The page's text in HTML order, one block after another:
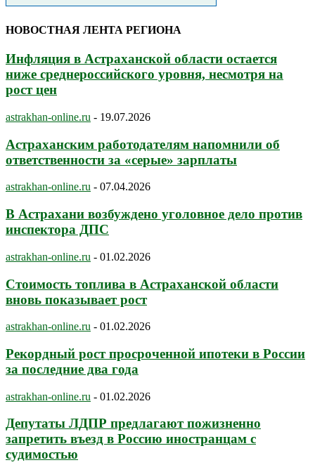
НОВОСТНАЯ ЛЕНТА РЕГИОНА
Инфляция в Астраханской области остается
ниже среднероссийского уровня, несмотря на
рост цен
astrakhan-online.ru - 19.07.2026
Астраханским работодателям напомнили об
ответственности за «серые» зарплаты
astrakhan-online.ru - 07.04.2026
В Астрахани возбуждено уголовное дело против
инспектора ДПС
astrakhan-online.ru - 01.02.2026
Стоимость топлива в Астраханской области
вновь показывает рост
astrakhan-online.ru - 01.02.2026
Рекордный рост просроченной ипотеки в России
за последние два года
astrakhan-online.ru - 01.02.2026
Депутаты ЛДПР предлагают пожизненно
запретить въезд в Россию иностранцам с
судимостью